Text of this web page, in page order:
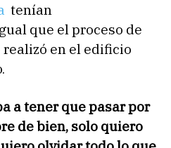
tenían
que el proceso de
en el edificio
a tener que pasar por
de bien, solo quiero